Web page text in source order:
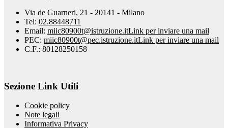
Via de Guarneri, 21 - 20141 - Milano
Tel: 02.88448711
Email: miic80900t@istruzione.itLink per inviare una mail
PEC: miic80900t@pec.istruzione.itLink per inviare una mail
C.F.: 80128250158
Sezione Link Utili
Cookie policy
Note legali
Informativa Privacy